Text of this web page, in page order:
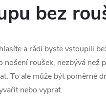
bez
a rádi byste vstoupili
nošení roušek, nezbývá
To ale může být poměrně
nebo vyprat.